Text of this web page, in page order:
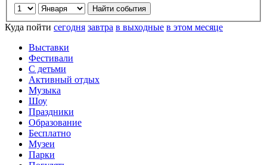
Куда пойти сегодня завтра в выходные в этом месяце
Выставки
Фестивали
С детьми
Активный отдых
Музыка
Шоу
Праздники
Образование
Бесплатно
Музеи
Парки